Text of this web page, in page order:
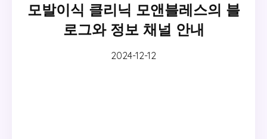
모발이식 클리닉 모앤블레스의 블
로그와 정보 채널 안내
2024-12-12